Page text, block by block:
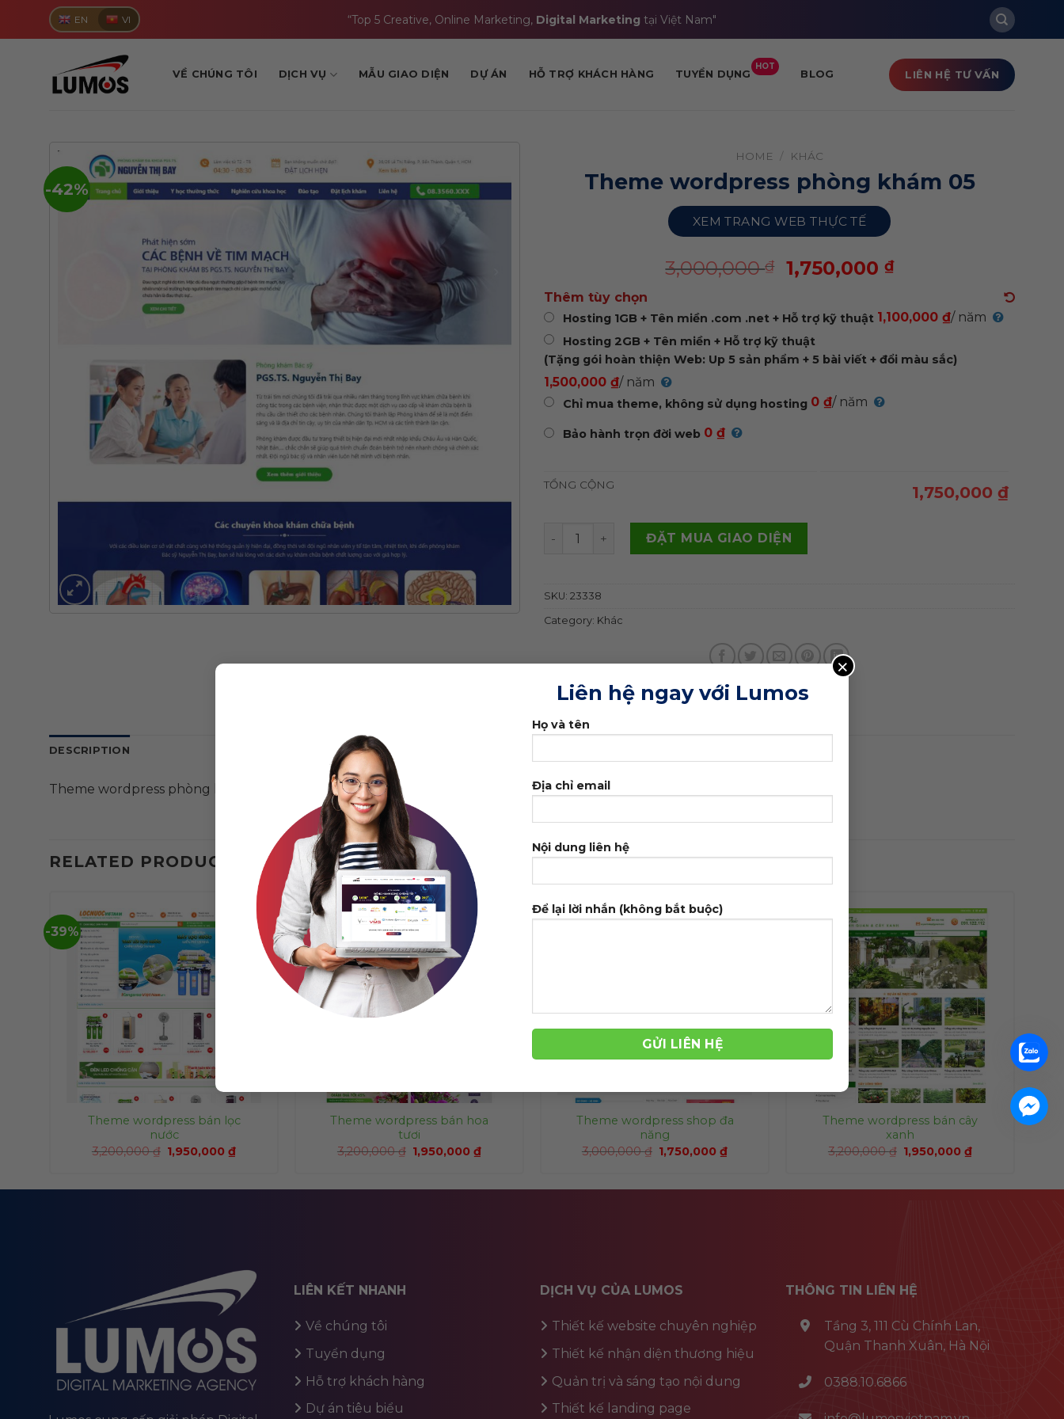
Liên hệ ngay với Lumos
Họ và tên
Địa chỉ email
Nội dung liên hệ
Để lại lời nhắn (không bắt buộc)
×
EN VI “Top 5 Creative, Online Marketing, Digital Marketing tại Việt Nam"
VỀ CHÚNG TÔI DỊCH VỤ MẪU GIAO DIỆN DỰ ÁN HỖ TRỢ KHÁCH HÀNG TUYỂN DỤNG
HOT
BLOG LIÊN HỆ TƯ VẤN
-42%
HOME / KHÁC
Theme wordpress phòng khám 05
XEM TRANG WEB THỰC TẾ
3,000,000₫ 1,750,000 ₫
Thêm tùy chọn
Hosting 1GB + Tên miền .com .net + Hỗ trợ kỹ thuật 1,100,000 ₫/ năm
Hosting 2GB + Tên miền + Hỗ trợ kỹ thuật
(Tặng gói hoàn thiện Web: Up 5 sản phẩm + 5 bài viết + đổi màu sắc)
1,500,000 ₫/ năm
Chỉ mua theme, không sử dụng hosting 0 ₫/ năm
Bảo hành trọn đời web 0 ₫
TỔNG CỘNG 1,750,000 ₫
Theme wordpress phòng khám 05 quantity
ĐẶT MUA GIAO DIỆN
SKU: 23338
Category: Khác
DESCRIPTION
Theme wordpress phòng khám 05
RELATED PRODUCTS
-39%
Theme wordpress bán lọc
nước
3,200,000₫ 1,950,000₫
-39%
Theme wordpress bán hoa
tươi
3,200,000₫ 1,950,000₫
Theme wordpress shop đa
năng
3,000,000₫ 1,750,000₫
Theme wordpress bán cây
xanh
3,200,000₫ 1,950,000₫
LIÊN KẾT NHANH
Về chúng tôi
Tuyển dụng
Hỗ trợ khách hàng
Dự án tiêu biểu
DỊCH VỤ CỦA LUMOS
Thiết kế website chuyên nghiệp
Thiết kế nhận diện thương hiệu
Quản trị và sáng tạo nội dung
Thiết kế landing page
THÔNG TIN LIÊN HỆ
Tầng 3, 111 Cù Chính Lan,
Quận Thanh Xuân, Hà Nội
0388.10.6866